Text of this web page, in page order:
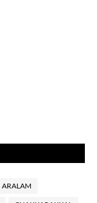
ARALAM